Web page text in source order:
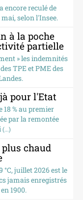
reculé de
mai, selon l'Insee.
à la poche
partielle
» les indemnités
TPE et PME des
pour l'Etat
18 % au premier
par la remontée
(...)
chaud
juillet 2026 est le
jamais enregistrés
1900.